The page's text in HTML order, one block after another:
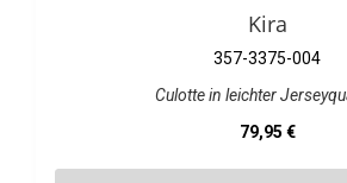
Kira
357-3375-004
Culotte in leichter
Regulärer Preis:
79,95 €